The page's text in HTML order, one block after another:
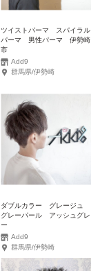
ツイストパーマ スパイラル
パーマ 男性パーマ 伊勢崎
市
Add9
群馬県/伊勢崎
ダブルカラー グレージュ
グレーパール アッシュグレ
ー
Add9
群馬県/伊勢崎